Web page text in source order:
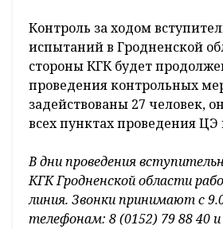
Контроль за ходом
испытаний в Гродненской
стороны КГК будет
проведения контрольных
задействованы 27 человек,
всех пунктах проведения ЦЭ
В дни проведения
КГК Гродненской области
линия. Звонки принимают с
телефонам: 8 (0152) 79 88 40 и